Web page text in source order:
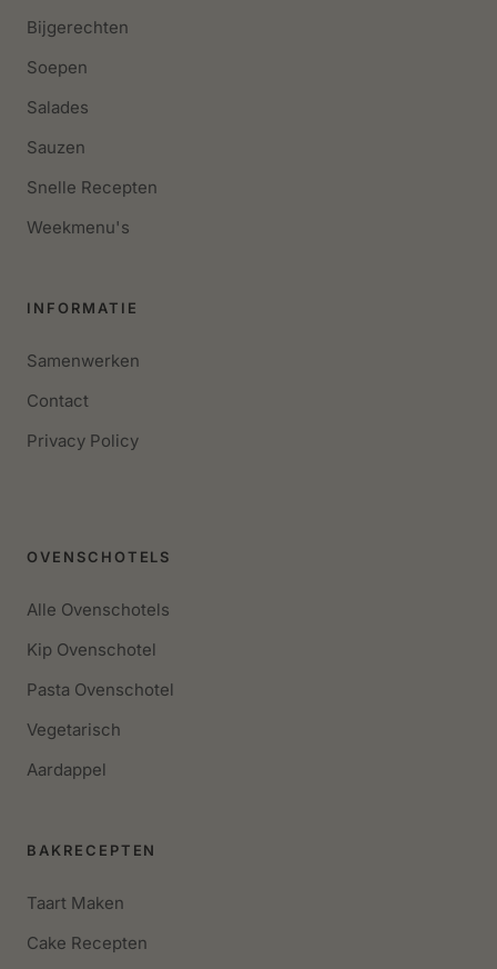
Bijgerechten
Soepen
Salades
Sauzen
Snelle Recepten
Weekmenu's
INFORMATIE
Samenwerken
Contact
Privacy Policy
OVENSCHOTELS
Alle Ovenschotels
Kip Ovenschotel
Pasta Ovenschotel
Vegetarisch
Aardappel
BAKRECEPTEN
Taart Maken
Cake Recepten